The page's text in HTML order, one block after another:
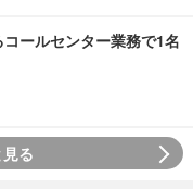
コールセンター業務で1名
る